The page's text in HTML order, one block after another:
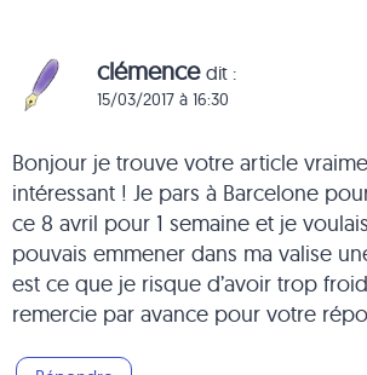
clémence dit :
15/03/2017 à 16:30
Bonjour je trouve votre article
intéressant ! Je pars à Barcelone
ce 8 avril pour 1 semaine et je
pouvais emmener dans ma valise
est ce que je risque d’avoir trop
remercie par avance pour votre